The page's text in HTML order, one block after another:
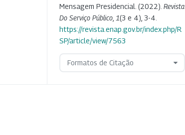
Mensagem Presidencial. (2022). Revista
Do Serviço Público 1(3 e 4), 3-4.
https://revista.enap.gov.br/index.php/R
SP/article/view/7563
Formatos de Citação